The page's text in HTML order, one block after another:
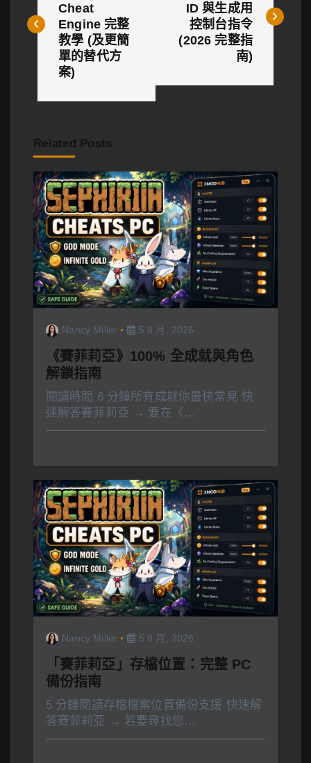
導
Cheat
Engine 完整
教學 (及更簡
單的替代方
案)
ID 與生成用
控制台指令
(2026 完整指
南)
Related Posts
Nancy Miller 5 8 月, 2026
《賽菲莉亞》100% 全成就與角色
解鎖指南
閱讀時間 6 分鐘所有成就你最快常見 快
速解答賽菲莉亞 → 要在《…
Nancy Miller 5 8 月, 2026
「賽菲莉亞」存檔位置：完整 PC
備份指南
5 分鐘閱讀存檔檔案位置備份支援 快速解
答賽菲莉亞 → 若要尋找您…